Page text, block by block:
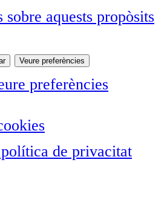
aquests propòsits
Veure preferències
preferències
de privacitat